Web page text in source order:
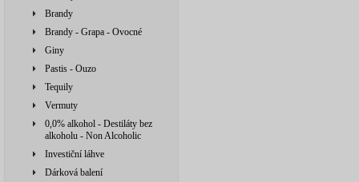
Brandy
Brandy - Grapa - Ovocné
Giny
Pastis - Ouzo
Tequily
Vermuty
0,0% alkohol - Destiláty bez
alkoholu - Non Alcoholic
Investiční láhve
Dárková balení